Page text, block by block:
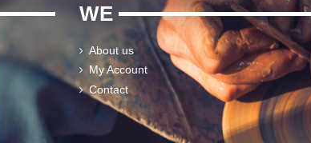
WE
About us
My Account
Contact